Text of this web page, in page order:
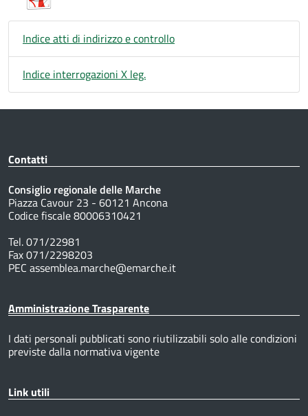
Indice atti di indirizzo e controllo
Indice interrogazioni X leg.
Contatti
Consiglio regionale delle Marche
Piazza Cavour 23 - 60121 Ancona
Codice fiscale 80006310421
Tel. 071/22981
Fax 071/2298203
PEC assemblea.marche@emarche.it
Amministrazione Trasparente
I dati personali pubblicati sono riutilizzabili solo alle condizioni
previste dalla normativa vigente
Link utili